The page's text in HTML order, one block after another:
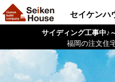
サイディング工事中♪
福岡の注文住
セイケンハ